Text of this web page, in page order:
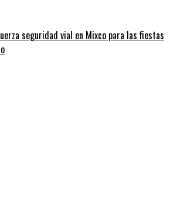
seguridad vial en Mixco para las fiestas